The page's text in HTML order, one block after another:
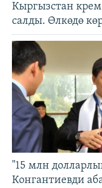
Кыргызстан
салды. Өлкөдө
"15 млн
Конгантиевди